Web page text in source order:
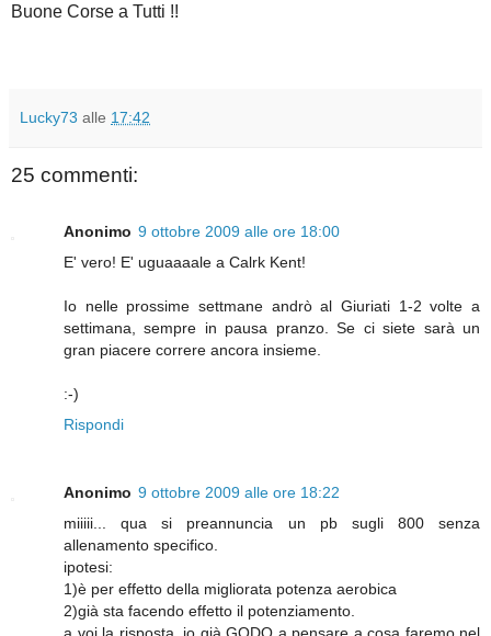
Buone Corse a Tutti !!
Lucky73 alle 17:42
25 commenti:
Anonimo 9 ottobre 2009 alle ore 18:00
E' vero! E' uguaaaale a Calrk Kent!
Io nelle prossime settmane andrò al Giuriati 1-2 volte a
settimana, sempre in pausa pranzo. Se ci siete sarà un
gran piacere correre ancora insieme.
:-)
Rispondi
Anonimo 9 ottobre 2009 alle ore 18:22
miiiii... qua si preannuncia un pb sugli 800 senza
allenamento specifico.
ipotesi:
1)è per effetto della migliorata potenza aerobica
2)già sta facendo effetto il potenziamento.